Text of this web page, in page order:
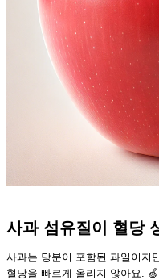
사과 섬유질이 혈당
사과는 당분이 포함된 과일이지
혈당을 빠르게 올리지 않아요.